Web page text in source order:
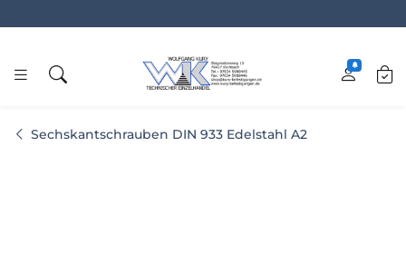
www.kury.de
Sechskantschrauben DIN 933 Edelstahl A2